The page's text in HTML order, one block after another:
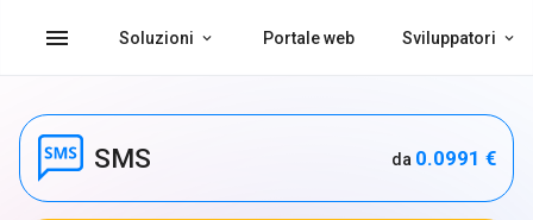
menu Soluzioni Portale web Sviluppatori
SMS da 0.0991 €